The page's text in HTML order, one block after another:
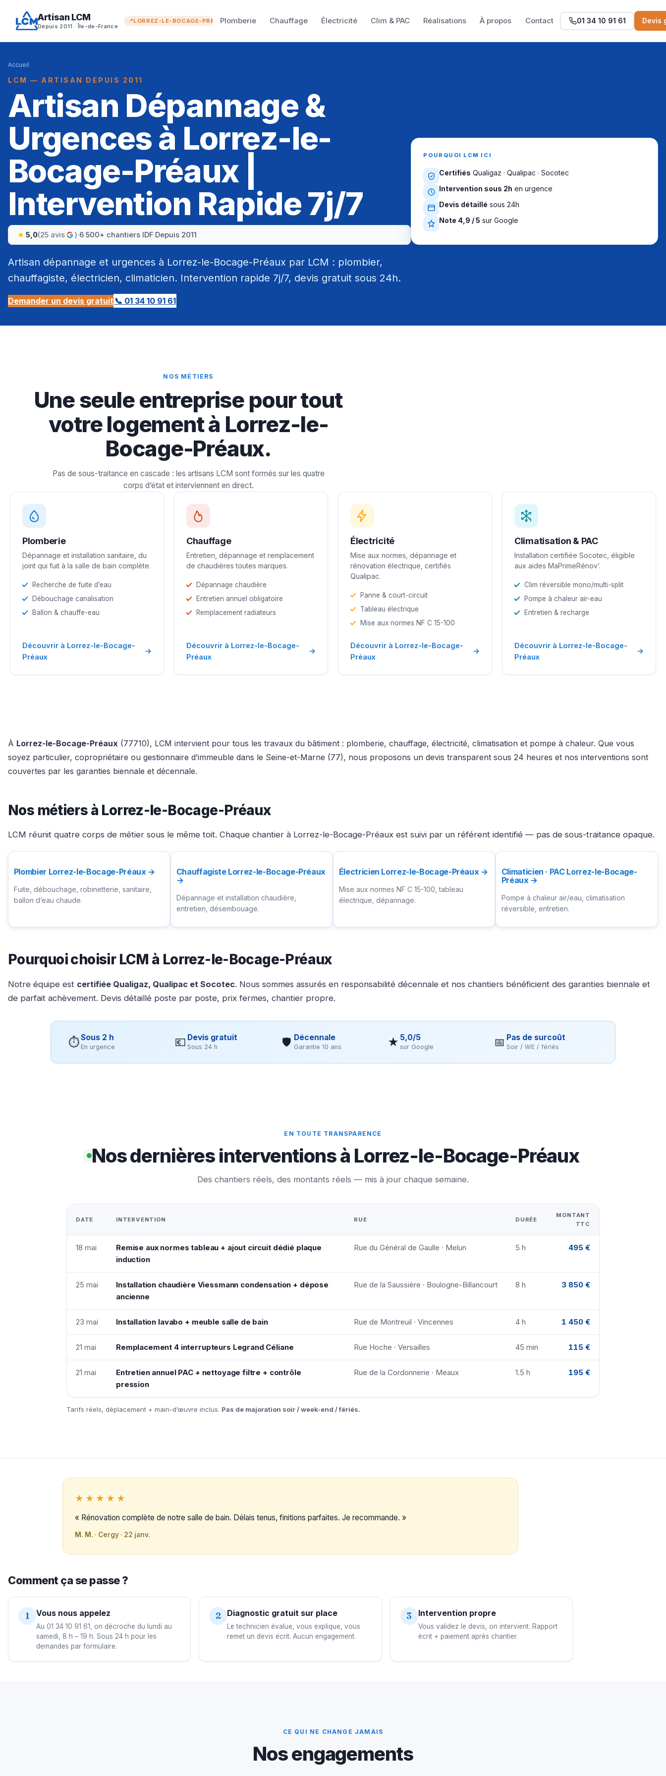
Artisan LCM
Depuis 2011 · Île-de-France
LORREZ-LE-BOCAGE-PRÉAUXPlomberie Chauffage Électricité Clim & PAC Réalisations À propos Contact 01 34 10 91 61 Devis
Accueil
LCM — ARTISAN DEPUIS 2011
Artisan Dépannage &
Urgences à Lorrez-le-
Bocage-Préaux |
Intervention Rapide 7j/7
5,0(25 avis )·6 500+ chantiers IDF·Depuis 2011
Artisan dépannage et urgences à Lorrez-le-Bocage-Préaux par LCM : plombier,
chauffagiste, électricien, climaticien. Intervention rapide 7j/7, devis gratuit sous 24h.
Demander un devis gratuit 📞 01 34 10 91 61
POURQUOI LCM ICI
Certifiés Qualigaz · Qualipac · Socotec
Intervention sous 2h en urgence
Devis détaillé sous 24h
Note 4,9 / 5 sur Google
NOS MÉTIERS
Une seule entreprise pour tout
votre logement à Lorrez-le-
Bocage-Préaux.
Pas de sous-traitance en cascade : les artisans LCM sont formés sur les quatre
corps d’état et interviennent en direct.
Plomberie
Dépannage et installation sanitaire, du
joint qui fuit à la salle de bain complète.
Recherche de fuite d’eau
Débouchage canalisation
Ballon & chauffe-eau
Découvrir à Lorrez-le-Bocage-
Préaux
→
Chauffage
Entretien, dépannage et remplacement
de chaudières toutes marques.
Dépannage chaudière
Entretien annuel obligatoire
Remplacement radiateurs
Découvrir à Lorrez-le-Bocage-
Préaux
→
Électricité
Mise aux normes, dépannage et
rénovation électrique, certifiés
Qualipac.
Panne & court-circuit
Tableau électrique
Mise aux normes NF C 15-100
Découvrir à Lorrez-le-Bocage-
Préaux
→
Climatisation & PAC
Installation certifiée Socotec, éligible
aux aides MaPrimeRénov’.
Clim réversible mono/multi-split
Pompe à chaleur air-eau
Entretien & recharge
Découvrir à Lorrez-le-Bocage-
Préaux
→
À Lorrez-le-Bocage-Préaux (77710), LCM intervient pour tous les travaux du bâtiment : plomberie, chauffage, électricité, climatisation et pompe à chaleur. Que vous
soyez particulier, copropriétaire ou gestionnaire d’immeuble dans le Seine-et-Marne (77), nous proposons un devis transparent sous 24 heures et nos interventions sont
couvertes par les garanties biennale et décennale.
Nos métiers à Lorrez-le-Bocage-Préaux
LCM réunit quatre corps de métier sous le même toit. Chaque chantier à Lorrez-le-Bocage-Préaux est suivi par un référent identifié — pas de sous-traitance opaque.
Plombier Lorrez-le-Bocage-Préaux →
Fuite, débouchage, robinetterie, sanitaire,
ballon d’eau chaude.
Chauffagiste Lorrez-le-Bocage-Préaux
→
Dépannage et installation chaudière,
entretien, désembouage.
Électricien Lorrez-le-Bocage-Préaux →
Mise aux normes NF C 15-100, tableau
électrique, dépannage.
Climaticien · PAC Lorrez-le-Bocage-
Préaux →
Pompe à chaleur air/eau, climatisation
réversible, entretien.
Pourquoi choisir LCM à Lorrez-le-Bocage-Préaux
Notre équipe est certifiée Qualigaz, Qualipac et Socotec. Nous sommes assurés en responsabilité décennale et nos chantiers bénéficient des garanties biennale et
de parfait achèvement. Devis détaillé poste par poste, prix fermes, chantier propre.
⏱Sous 2 h
En urgence 💶 Devis gratuit
Sous 24 h 🛡 Décennale
Garantie 10 ans ★ 5,0/5
sur Google 📅 Pas de surcoût
Soir / WE / fériés
EN TOUTE TRANSPARENCE
Nos dernières interventions à Lorrez-le-Bocage-Préaux
Des chantiers réels, des montants réels — mis à jour chaque semaine.
DATE INTERVENTION RUE DURÉE
MONTANT
TTC
18 mai
Remise aux normes tableau + ajout circuit dédié plaque
induction
Rue du Général de Gaulle · Melun 5 h 495 €
25 mai
Installation chaudière Viessmann condensation + dépose
ancienne
Rue de la Saussière · Boulogne-Billancourt 8 h 3 850 €
23 mai Installation lavabo + meuble salle de bain Rue de Montreuil · Vincennes 4 h 1 450 €
21 mai Remplacement 4 interrupteurs Legrand Céliane Rue Hoche · Versailles 45 min 115 €
21 mai
Entretien annuel PAC + nettoyage filtre + contrôle
pression
Rue de la Cordonnerie · Meaux 1.5 h 195 €
Tarifs réels, déplacement + main-d’œuvre inclus. Pas de majoration soir / week-end / fériés.
★★★★★
« Rénovation complète de notre salle de bain. Délais tenus, finitions parfaites. Je recommande. »
M. M. · Cergy · 22 janv.
Comment ça se passe ?
1 Vous nous appelez
Au 01 34 10 91 61, on décroche du lundi au
samedi, 8 h – 19 h. Sous 24 h pour les
demandes par formulaire.
2 Diagnostic gratuit sur place
Le technicien évalue, vous explique, vous
remet un devis écrit. Aucun engagement.
3 Intervention propre
Vous validez le devis, on intervient. Rapport
écrit + paiement après chantier.
CE QUI NE CHANGE JAMAIS
Nos engagements